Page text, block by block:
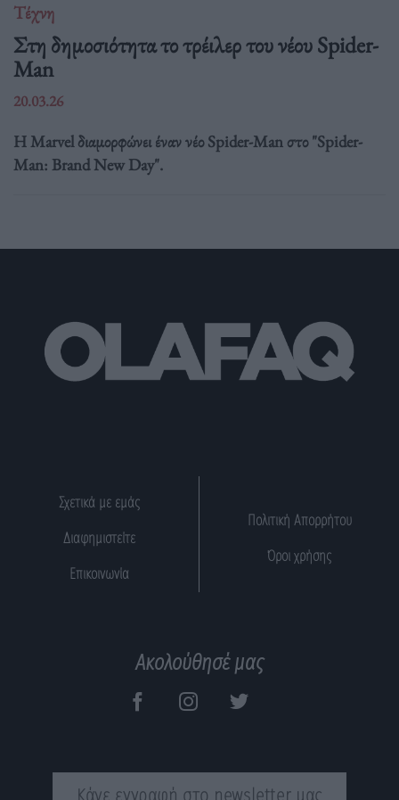
Τέχνη
Στη δημοσιότητα το τρέιλερ του νέου Spider-
Man
20.03.26
Η Marvel διαμορφώνει έναν νέο Spider-Man στο "Spider-
Man: Brand New Day".
Σχετικά με εμάς
Διαφημιστείτε
Επικοινωνία
Πολιτική Απορρήτου
Όροι χρήσης
Ακολούθησέ μας